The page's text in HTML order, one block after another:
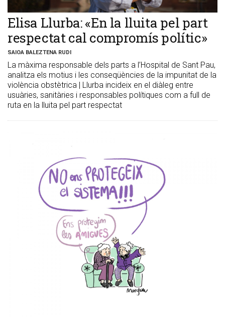
Elisa Llurba: «En la lluita pel part
respectat cal compromís polític»
SAIOA BALEZTENA RUDI
La màxima responsable dels parts a l’Hospital de Sant Pau,
analitza els motius i les conseqüències de la impunitat de la
violència obstètrica | Llurba incideix en el diàleg entre
usuàries, sanitàries i responsables polítiques com a full de
ruta en la lluita pel part respectat